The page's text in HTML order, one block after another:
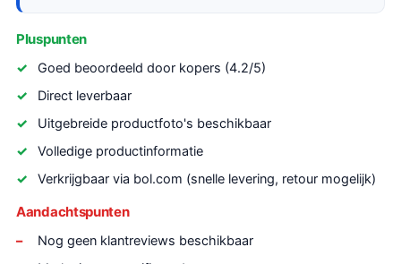
Pluspunten
Goed beoordeeld door kopers (4.2/5)
Direct leverbaar
Uitgebreide productfoto's beschikbaar
Volledige productinformatie
Verkrijgbaar via bol.com (snelle levering, retour mogelijk)
Aandachtspunten
Nog geen klantreviews beschikbaar